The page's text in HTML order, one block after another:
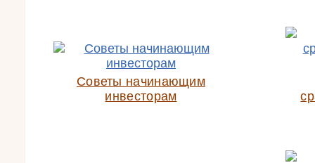
Советы начинающим
инвесторам